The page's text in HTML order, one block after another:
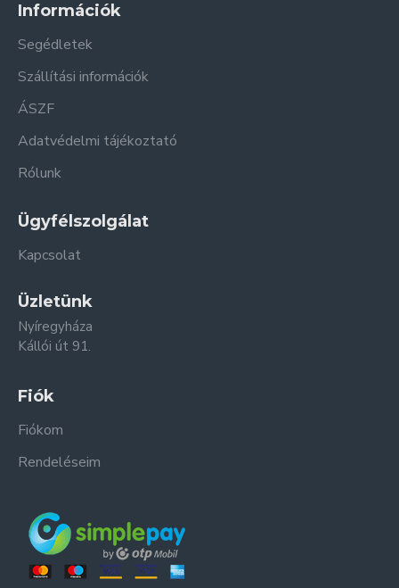
Információk
Segédletek
Szállítási információk
ÁSZF
Adatvédelmi tájékoztató
Rólunk
Ügyfélszolgálat
Kapcsolat
Üzletünk
Nyíregyháza
Kállói út 91.
Fiók
Fiókom
Rendeléseim